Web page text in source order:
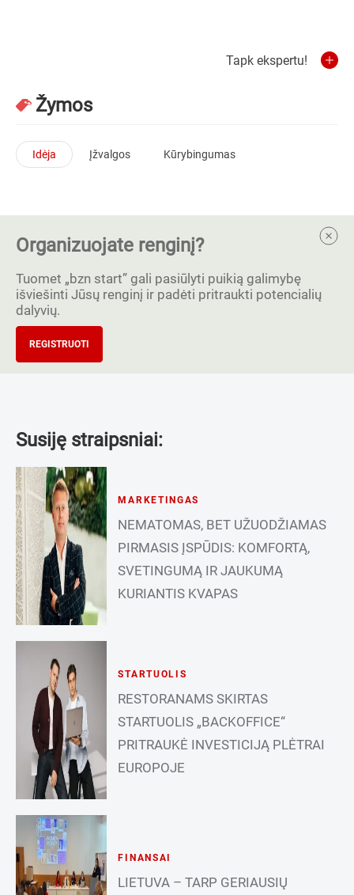
Tapk ekspertu!
Žymos
Idėja Įžvalgos Kūrybingumas
Organizuojate renginį?
Tuomet „bzn start” gali pasiūlyti puikią galimybę
išviešinti Jūsų renginį ir padėti pritraukti potencialių
dalyvių.
REGISTRUOTI
Susiję straipsniai:
MARKETINGAS
NEMATOMAS, BET UŽUODŽIAMAS
PIRMASIS ĮSPŪDIS: KOMFORTĄ,
SVETINGUMĄ IR JAUKUMĄ
KURIANTIS KVAPAS
STARTUOLIS
RESTORANAMS SKIRTAS
STARTUOLIS „BACKOFFICE“
PRITRAUKĖ INVESTICIJĄ PLĖTRAI
EUROPOJE
FINANSAI
LIETUVA – TARP GERIAUSIŲ